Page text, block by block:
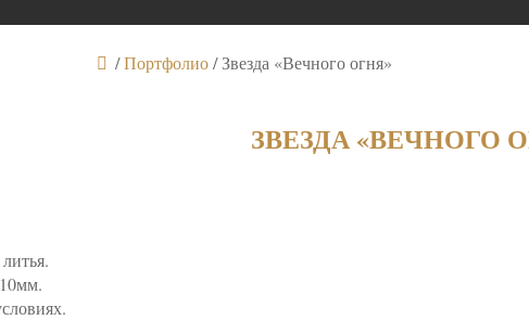
/Портфолио /Звезда «Вечного огня»
ЗВЕЗДА «ВЕЧНОГО